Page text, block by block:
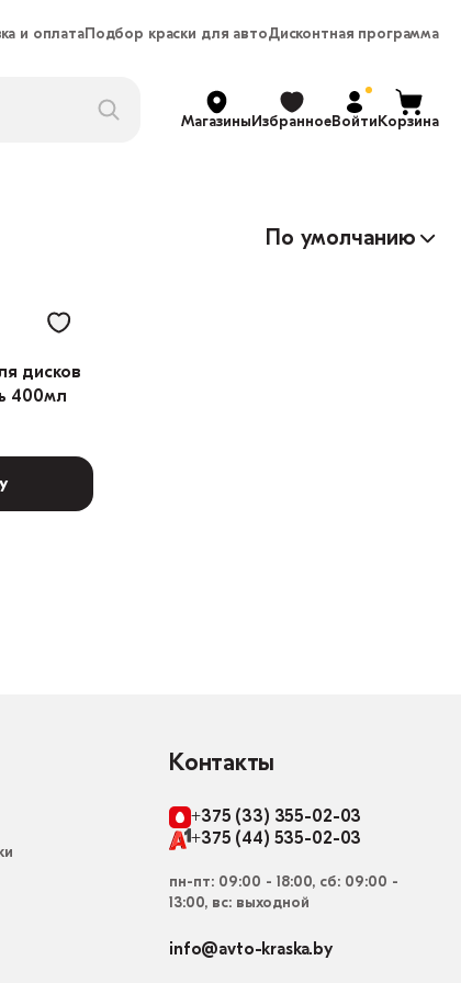
и оплатаПодбор краски для автоДисконтная программа
МагазиныИзбранноеВойтиКорзина
По умолчанию
дисков
400мл
Контакты
+375 (33) 355-02-03
+375 (44) 535-02-03
пн-пт: 09:00 - 18:00, сб: 09:00 -
13:00, вс: выходной
info@avto-kraska.by